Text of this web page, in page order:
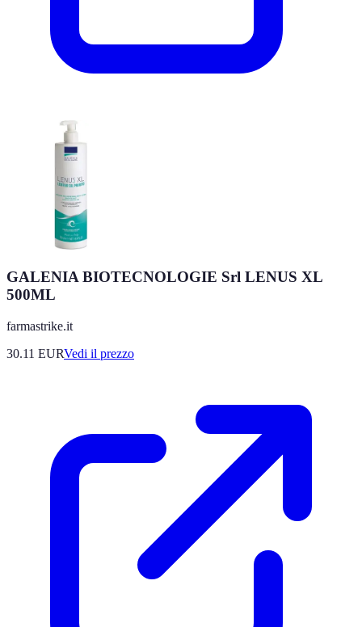
GALENIA BIOTECNOLOGIE Srl LENUS XL
500ML
farmastrike.it
30.11 EURVedi il prezzo